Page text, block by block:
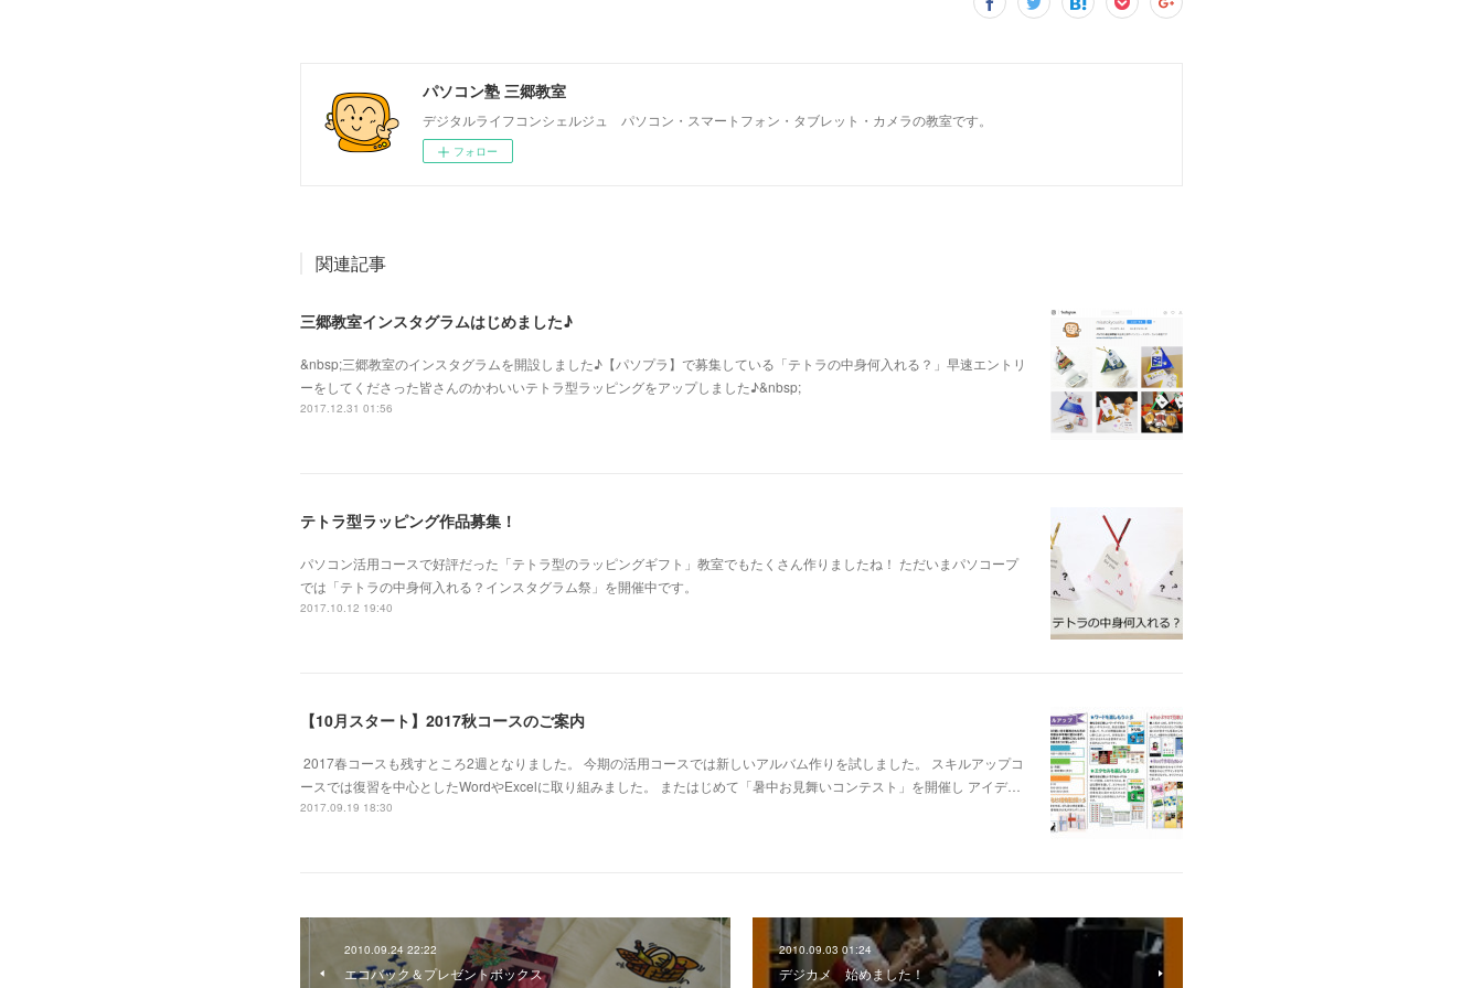
パソコン塾 三郷教室
デジタルライフコンシェルジュ パソコン・スマートフォン・タブレット・カメラの教室です。
フォロー
関連記事
三郷教室インスタグラムはじめました♪
&nbsp;三郷教室のインスタグラムを開設しました♪【パソプラ】で募集している「テトラの中身何入れる？」早速エントリ
ーをしてくださった皆さんのかわいいテトラ型ラッピングをアップしました♪&nbsp;
2017.12.31 01:56
テトラ型ラッピング作品募集！
パソコン活用コースで好評だった「テトラ型のラッピングギフト」教室でもたくさん作りましたね！ ただいまパソコープ
では「テトラの中身何入れる？インスタグラム祭」を開催中です。
2017.10.12 19:40
【10月スタート】2017秋コースのご案内
2017春コースも残すところ2週となりました。 今期の活用コースでは新しいアルバム作りを試しました。 スキルアップコ
ースでは復習を中心としたWordやExcelに取り組みました。 またはじめて「暑中お見舞いコンテスト」を開催し アイデ…
2017.09.19 18:30
2010.09.24 22:22
エコバック＆プレゼントボックス
2010.09.03 01:24
デジカメ 始めました！